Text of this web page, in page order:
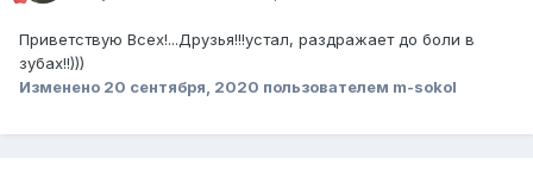
Приветствую Всех!...Друзья!!!устал, раздражает до боли в
зубах!!)))
Изменено 20 сентября, 2020 пользователем m-sokol